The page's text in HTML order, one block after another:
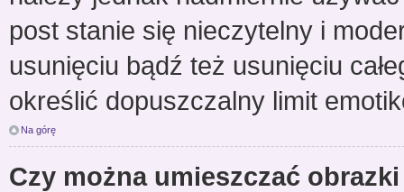
post stanie się nieczytelny i
usunięciu bądź też usunięciu
określić dopuszczalny limit
Na górę
Czy można umieszczać